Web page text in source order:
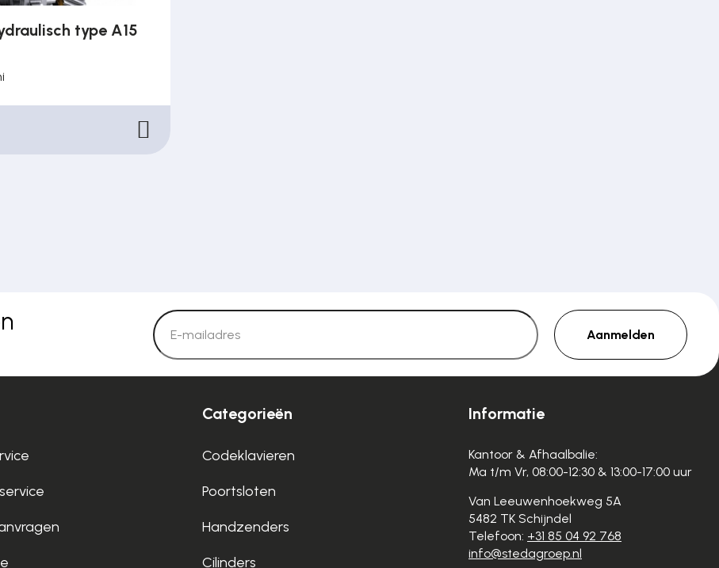
type A15
Aanmelden
Categorieën
Codeklavieren
Poortsloten
Handzenders
Cilinders
Informatie
Kantoor & Afhaalbalie:
Ma t/m Vr, 08:00-12:30 & 13:00-17:00 uur
Van Leeuwenhoekweg 5A
5482 TK Schijndel
Telefoon: +31 85 04 92 768
info@stedagroep.nl